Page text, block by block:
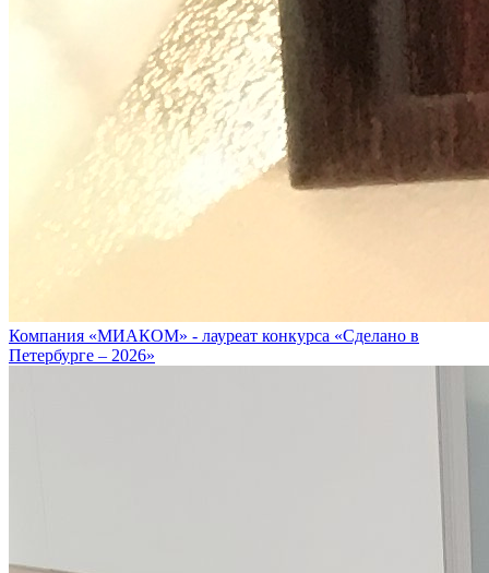
Компания «МИАКОМ» - лауреат конкурса «Сделано в
Петербурге – 2026»